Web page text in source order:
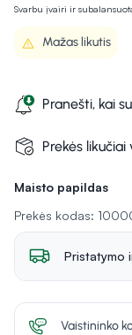
Maisto papildas
Prekės kodas:
Svarbu įvairi ir
Mažas likutis
Pranešti, kai
Prekės
Pristatymo
Vaistininko